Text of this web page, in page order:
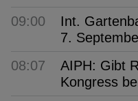
09:00
Int.
7.
08:07
AIPH: Gibt
Kongress